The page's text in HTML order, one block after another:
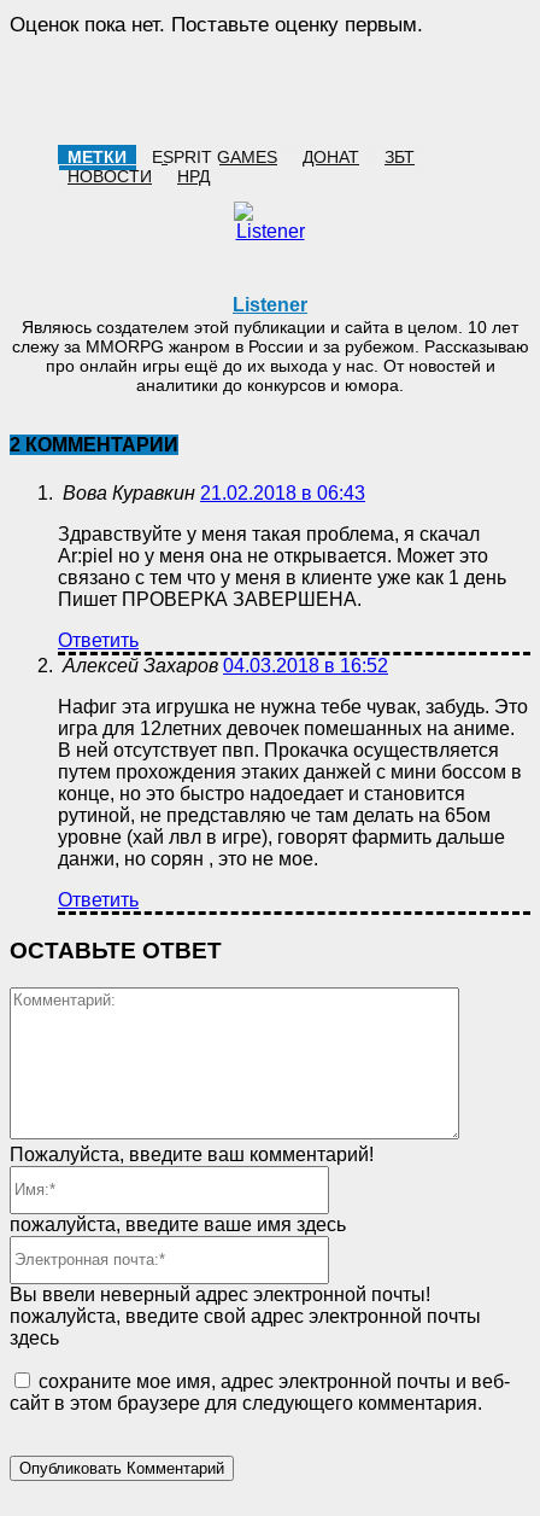
Оценок пока нет. Поставьте оценку первым.
МЕТКИ ESPRIT GAMES ДОНАТ
ЗБТ
НОВОСТИ
НРД
Listener
Являюсь создателем этой публикации и сайта в целом. 10 лет
слежу за MMORPG жанром в России и за рубежом. Рассказываю
про онлайн игры ещё до их выхода у нас. От новостей и
аналитики до конкурсов и юмора.
2 КОММЕНТАРИИ
Вова Куравкин 21.02.2018 в 06:43
Здравствуйте у меня такая проблема, я скачал
Ar:piel но у меня она не открывается. Может это
связано с тем что у меня в клиенте уже как 1 день
Пишет ПРОВЕРКА ЗАВЕРШЕНА.
Ответить
Алексей Захаров 04.03.2018 в 16:52
Нафиг эта игрушка не нужна тебе чувак, забудь. Это
игра для 12летних девочек помешанных на аниме.
В ней отсутствует пвп. Прокачка осуществляется
путем прохождения этаких данжей с мини боссом в
конце, но это быстро надоедает и становится
рутиной, не представляю че там делать на 65ом
уровне (хай лвл в игре), говорят фармить дальше
данжи, но сорян , это не мое.
Ответить
ОСТАВЬТЕ ОТВЕТ
Пожалуйста, введите ваш комментарий!
пожалуйста, введите ваше имя здесь
Вы ввели неверный адрес электронной почты!
пожалуйста, введите свой адрес электронной почты
здесь
сохраните мое имя, адрес электронной почты и веб-
сайт в этом браузере для следующего комментария.